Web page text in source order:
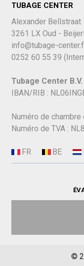
TUBAGE CENTER
Alexander Bellstraat
3261 LX Oud -
info@tubage-
0252 60 55 39
Tubage Center B.V.
IBAN/RIB :
Numéro de
Numéro de TVA :
©